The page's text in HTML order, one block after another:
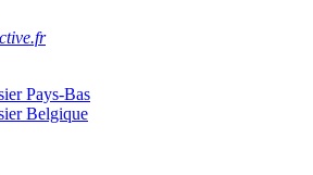
Pays-Bas
Belgique